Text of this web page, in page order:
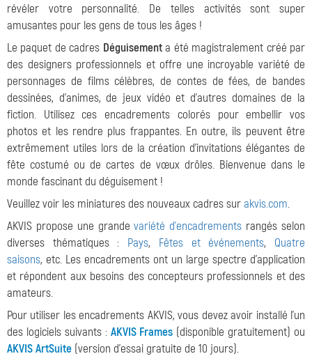
révéler votre personnalité. De telles activités sont super
amusantes pour les gens de tous les âges !
Le paquet de cadres Déguisementa été magistralement créé par
des designers professionnels et offre une incroyable variété de
personnages de films célèbres, de contes de fées, de bandes
dessinées, d'animes, de jeux vidéo et d'autres domaines de la
fiction. Utilisez ces encadrements colorés pour embellir vos
photos et les rendre plus frappantes. En outre, ils peuvent être
extrêmement utiles lors de la création d'invitations élégantes de
fête costumé ou de cartes de vœux drôles. Bienvenue dans le
monde fascinant du déguisement !
Veuillez voir les miniatures des nouveaux cadres surakvis.com.
AKVIS propose une grandevariété d'encadrements rangés selon
diverses thématiques : Pays, Fêtes et événements, Quatre
saisons, etc. Les encadrements ont un large spectre d'application
et répondent aux besoins des concepteurs professionnels et des
amateurs.
Pour utiliser les encadrements AKVIS, vous devez avoir installé l'un
des logiciels suivants : AKVIS Frames (disponible gratuitement) ou
AKVIS ArtSuite (version d'essai gratuite de 10 jours).